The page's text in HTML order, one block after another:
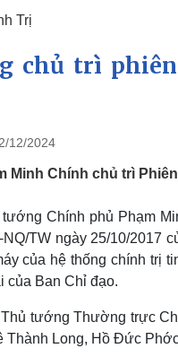
Dự báo thời tiết
Giáo dục
Quân sự - Quốc
Phân tích
ngon
Nhà đẹp
Blog
Trị
chủ trì
12/2024
Minh Chính chủ trì
tướng Chính phủ Phạm
NQ/TW ngày 25/10/2017
của hệ thống chính trị
của Ban Chỉ đạo.
tướng Thường trực
Thành Long, Hồ Đức